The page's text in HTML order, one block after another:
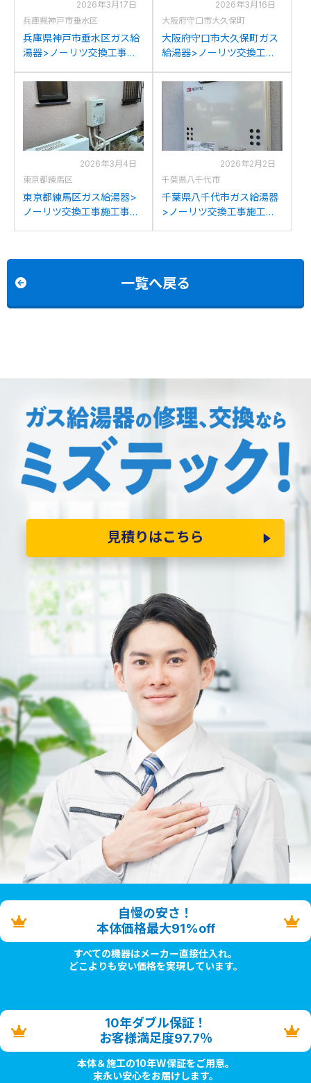
2026年3月17日
兵庫県神戸市垂水区
兵庫県神戸市垂水区ガス給
湯器>ノーリツ交換工事施
からノーリツGQ-1639WS-
1への交換
2026年3月16日
大阪府守口市大久保町
大阪府守口市大久保町ガス
給湯器>ノーリツ交換工事
1637WSからノーリツGQ-
2026年3月4日
東京都練馬区
東京都練馬区ガス給湯器>
ノーリツ交換工事施工事
2026年2月2日
千葉県八千代市
千葉県八千代市ガス給湯器
>ノーリツ交換工事施工事
一覧へ戻る
見積りはこちら
自慢の安さ！
本体価格最大91%off
すべての機器はメーカー直接仕入れ。
どこよりも安い価格を実現しています。
10年ダブル保証！
お客様満足度97.7％
本体＆施工の10年W保証をご用意。
末永い安心をお届けします。